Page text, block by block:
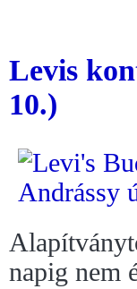
Levis
10.)
napig nem